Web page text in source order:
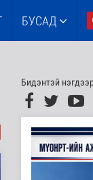
БУСАД
Бидэнтэй